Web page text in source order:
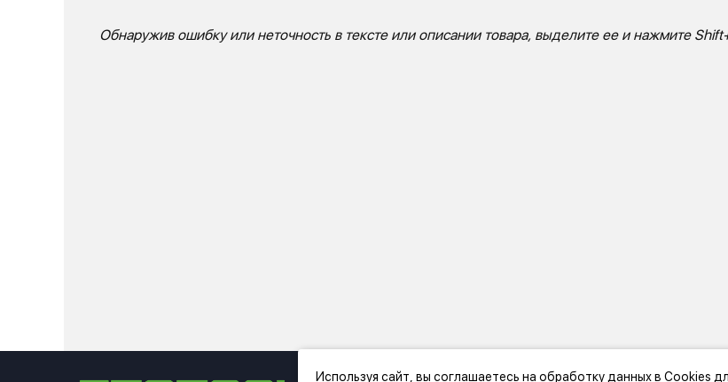
Обнаружив ошибку или неточность в тексте или описании товара, выделите ее и нажмите
Используя сайт, вы соглашаетесь на обработку данных в Cookies